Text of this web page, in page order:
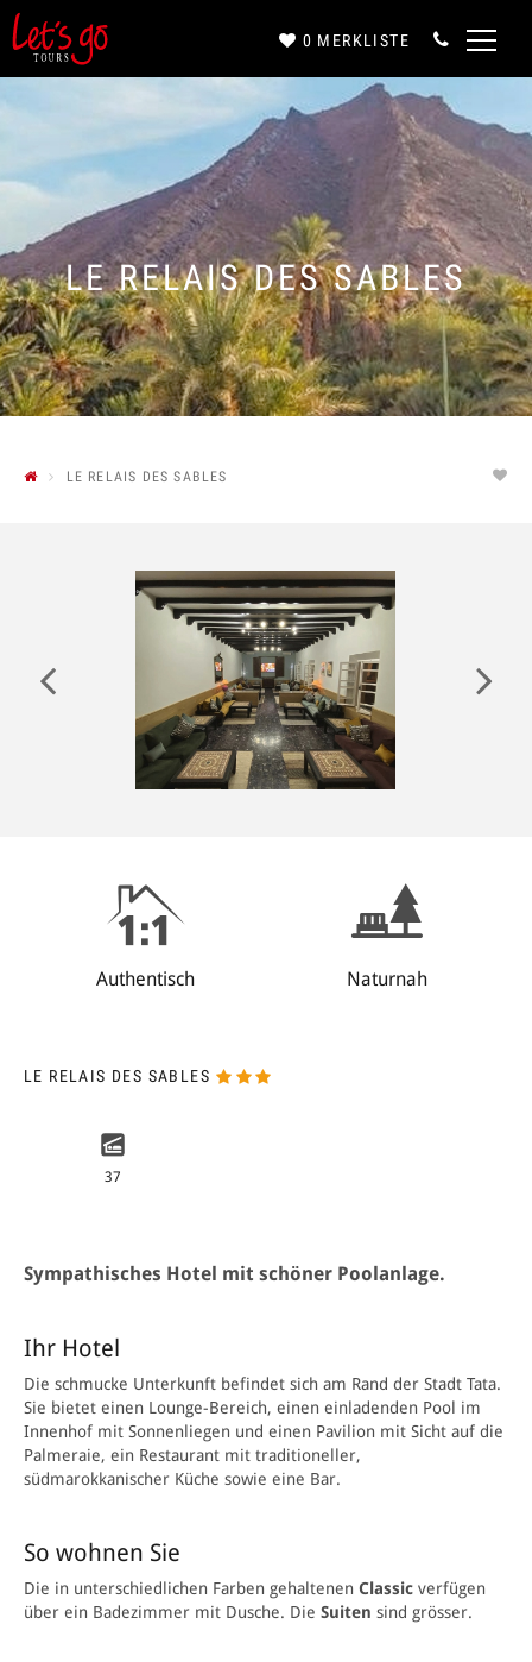
0 MERKLISTE
LE RELAIS DES SABLES
LE RELAIS DES SABLES
Authentisch Naturnah
LE RELAIS DES SABLES
37
Sympathisches Hotel mit schöner Poolanlage.
Ihr Hotel
Die schmucke Unterkunft befindet sich am Rand der Stadt Tata.
Sie bietet einen Lounge-Bereich, einen einladenden Pool im
Innenhof mit Sonnenliegen und einen Pavilion mit Sicht auf die
Palmeraie, ein Restaurant mit traditioneller,
südmarokkanischer Küche sowie eine Bar.
So wohnen Sie
Die in unterschiedlichen Farben gehaltenen Classic verfügen
über ein Badezimmer mit Dusche. Die Suiten sind grösser.
Anrede*
Nachname*
ANMELDEN